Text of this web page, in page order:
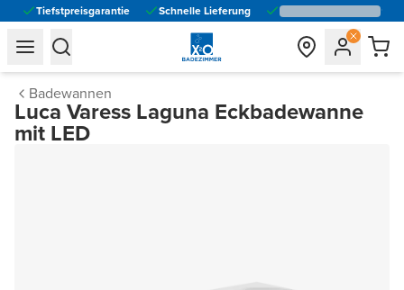
Tiefstpreisgarantie Schnelle Lieferung
general.navigation.toggle_menu.label
general.navigation.toggle_menu.label
Badewannen
Luca Varess Laguna Eckbadewanne
mit LED